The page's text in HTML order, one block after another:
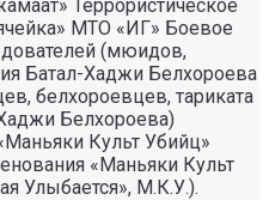
Террористическое
МТО «ИГ» Боевое
(мюидов,
Батал-Хаджи Белхороева
белхороевцев, тариката
Белхороева)
Культ Убийц»
«Маньяки Культ
Улыбается», М.К.У.).